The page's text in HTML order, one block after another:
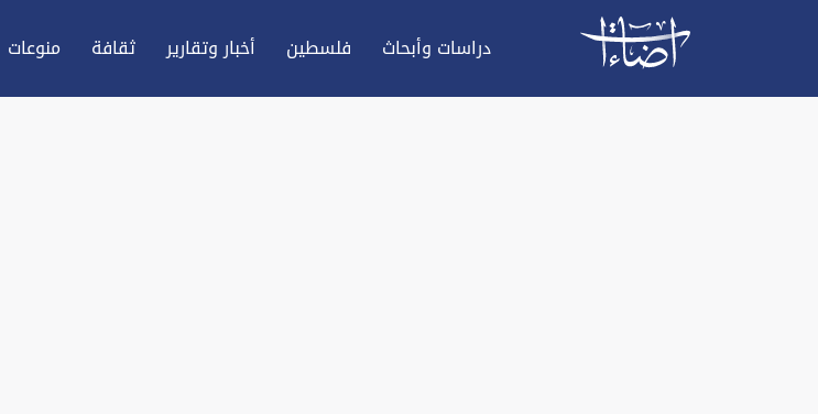
دراسات وأبحاث فلسطين أخبار وتقارير ثقافة منوعات